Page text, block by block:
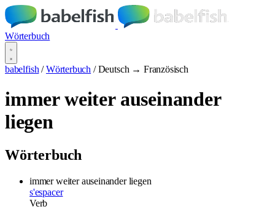
Wörterbuch
babelfish / Wörterbuch / Deutsch → Französisch
immer weiter auseinander
liegen
Wörterbuch
immer weiter auseinander liegen
s'espacer
Verb